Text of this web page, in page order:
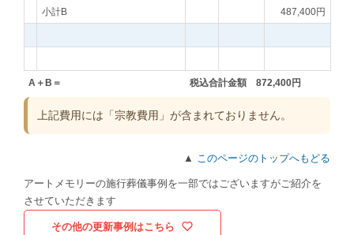
小計B 487,400円
A＋B＝ 税込合計金額 872,400円
上記費用には「宗教費用」が含まれておりません。
▲ このページのトップへもどる
アートメモリーの施行葬儀事例を一部ではございますがご紹介を
させていただきます
その他の更新事例はこちら